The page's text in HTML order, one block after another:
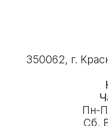
350062, г.
Пн-
Сб,